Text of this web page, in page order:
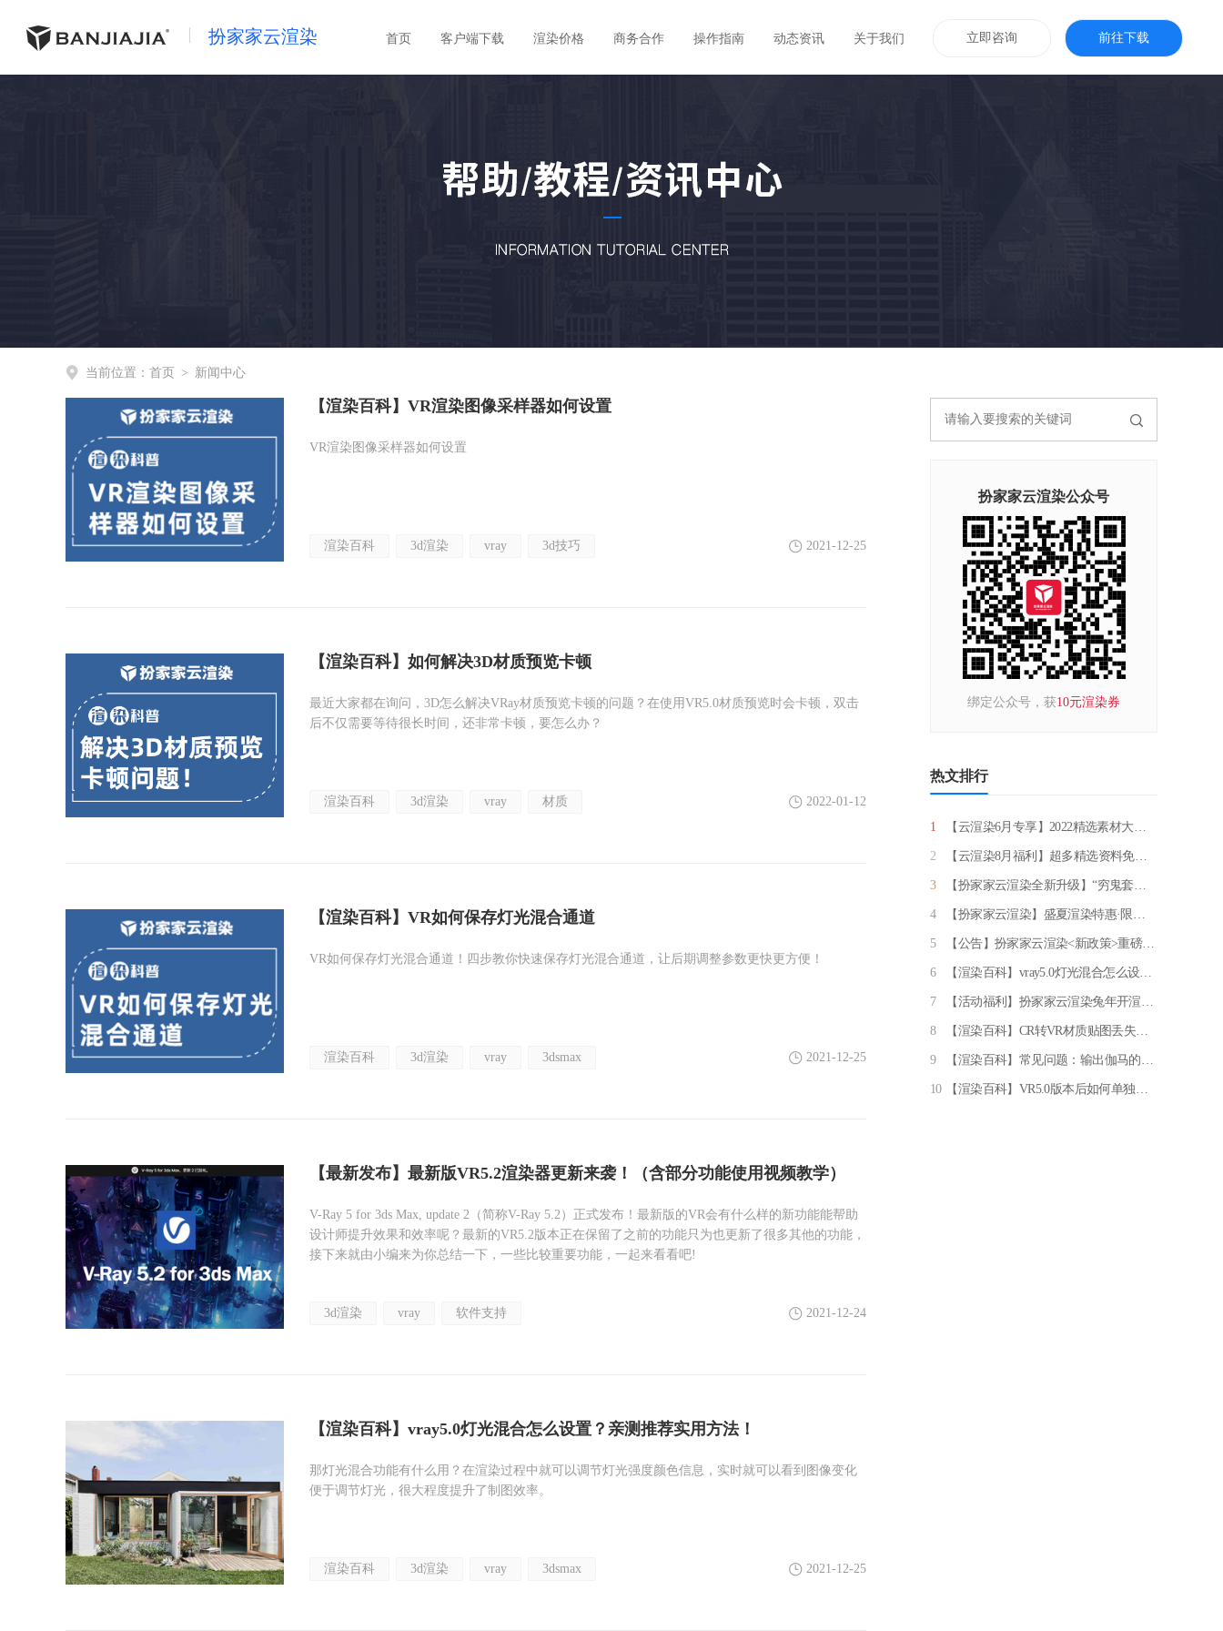
扮家家云渲染 首页 客户端下载 渲染价格 商务合作 操作指南 动态资讯 关于我们 立即咨询 前往下载
当前位置： 首页 > 新闻中心
【渲染百科】VR渲染图像采样器如何设置
VR渲染图像采样器如何设置
渲染百科 3d渲染 vray 3d技巧 2021-12-25
【渲染百科】如何解决3D材质预览卡顿
最近大家都在询问，3D怎么解决VRay材质预览卡顿的问题？在使用VR5.0材质预览时会卡顿，双击
后不仅需要等待很长时间，还非常卡顿，要怎么办？
渲染百科 3d渲染 vray 材质 2022-01-12
【渲染百科】VR如何保存灯光混合通道
VR如何保存灯光混合通道！四步教你快速保存灯光混合通道，让后期调整参数更快更方便！
渲染百科 3d渲染 vray 3dsmax 2021-12-25
【最新发布】最新版VR5.2渲染器更新来袭！（含部分功能使用视频教学）
V-Ray 5 for 3ds Max, update 2（简称V-Ray 5.2）正式发布！最新版的VR会有什么样的新功能能帮助
设计师提升效果和效率呢？最新的VR5.2版本正在保留了之前的功能只为也更新了很多其他的功能，
接下来就由小编来为你总结一下，一些比较重要功能，一起来看看吧!
3d渲染 vray 软件支持 2021-12-24
【渲染百科】vray5.0灯光混合怎么设置？亲测推荐实用方法！
那灯光混合功能有什么用？在渲染过程中就可以调节灯光强度颜色信息，实时就可以看到图像变化
便于调节灯光，很大程度提升了制图效率。
渲染百科 3d渲染 vray 3dsmax 2021-12-25
扮家家云渲染公众号
绑定公众号，获10元渲染券
热文排行
1 【云渲染6月专享】2022精选素材大放送
2 【云渲染8月福利】超多精选资料免费领取！
3 【扮家家云渲染全新升级】“穷鬼套餐” 限量发售！一元一张图，专享96线程渲图
4 【扮家家云渲染】盛夏渲染特惠·限量来袭
5 【公告】扮家家云渲染<新政策>重磅上线！
6 【渲染百科】vray5.0灯光混合怎么设置？亲测推荐实用方法！
7 【活动福利】扮家家云渲染兔年开渲有礼·百万元渲染券任性送
8 【渲染百科】CR转VR材质贴图丢失？如何重新显示！
9 【渲染百科】常见问题：输出伽马的设置（必看）
10 【渲染百科】VR5.0版本后如何单独设置某个材质细分